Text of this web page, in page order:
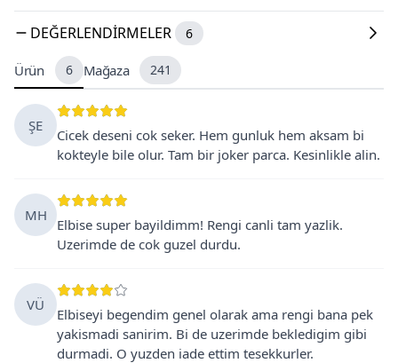
DEĞERLENDIRMELER 6
Ürün 6 Mağaza 241
ŞE
Cicek deseni cok seker. Hem gunluk hem aksam bi
kokteyle bile olur. Tam bir joker parca. Kesinlikle alin.
MH
Elbise super bayildimm! Rengi canli tam yazlik.
Uzerimde de cok guzel durdu.
VÜ
Elbiseyi begendim genel olarak ama rengi bana pek
yakismadi sanirim. Bi de uzerimde bekledigim gibi
durmadi. O yuzden iade ettim tesekkurler.